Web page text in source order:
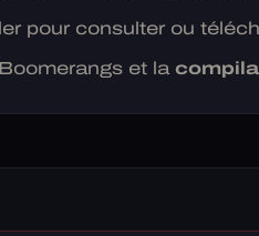
pour consulter ou
et la